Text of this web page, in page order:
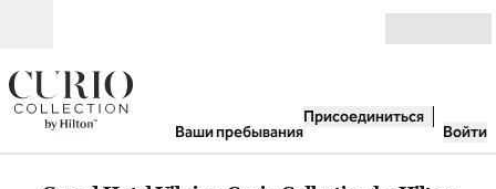
Ваши пребывания
Присоединиться
Войти